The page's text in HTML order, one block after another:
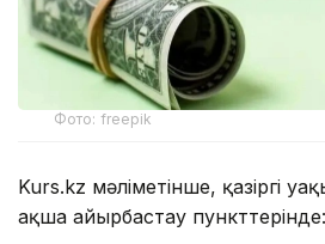
Фото: freepik
Kurs.kz мәліметінше, қазіргі
ақша айырбастау пункттерінде: